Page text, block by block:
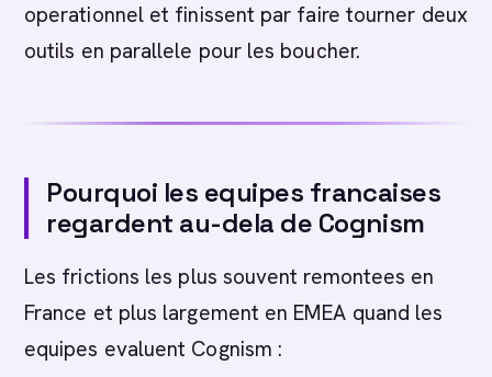
operationnel et finissent par faire tourner deux
outils en parallele pour les boucher.
Pourquoi les equipes francaises
regardent au-dela de Cognism
Les frictions les plus souvent remontees en
France et plus largement en EMEA quand les
equipes evaluent Cognism :